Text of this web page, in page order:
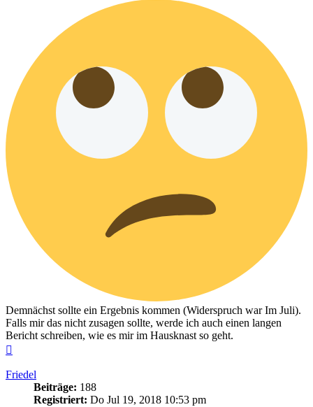
Demnächst sollte ein Ergebnis kommen (Widerspruch war Im Juli).
Falls mir das nicht zusagen sollte, werde ich auch einen langen
Bericht schreiben, wie es mir im Hausknast so geht.
Friedel
Beiträge: 188
Registriert: Do Jul 19, 2018 10:53 pm